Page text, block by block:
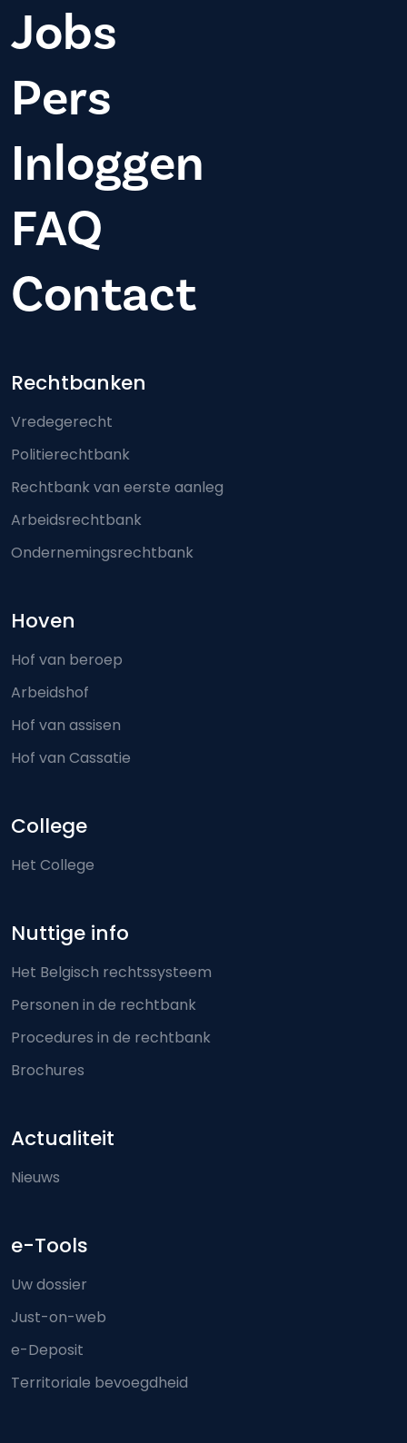
Jobs
Pers
Inloggen
FAQ
Contact
Footer-menu
Rechtbanken
Vredegerecht
Politierechtbank
Rechtbank van eerste aanleg
Arbeidsrechtbank
Ondernemingsrechtbank
Hoven
Hof van beroep
Arbeidshof
Hof van assisen
Hof van Cassatie
College
Het College
Nuttige info
Het Belgisch rechtssysteem
Personen in de rechtbank
Procedures in de rechtbank
Brochures
Actualiteit
Nieuws
e-Tools
Uw dossier
Just-on-web
e-Deposit
Territoriale bevoegdheid